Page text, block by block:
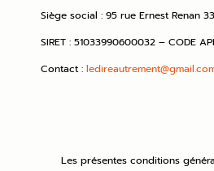
Siège social : 95 rue Ernest Renan
SIRET : 51033990600032 – CODE
Contact :
Les présentes conditions